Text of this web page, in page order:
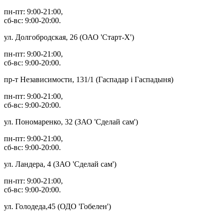
пн-пт: 9:00-21:00,
сб-вс: 9:00-20:00.
ул. Долгобродская, 26 (ОАО 'Старт-Х')
пн-пт: 9:00-21:00,
сб-вс: 9:00-20:00.
пр-т Независимости, 131/1 (Гаспадар i Гаспадыня)
пн-пт: 9:00-21:00,
сб-вс: 9:00-20:00.
ул. Пономаренко, 32 (ЗАО 'Сделай сам')
пн-пт: 9:00-21:00,
сб-вс: 9:00-20:00.
ул. Ландера, 4 (ЗАО 'Сделай сам')
пн-пт: 9:00-21:00,
сб-вс: 9:00-20:00.
ул. Голодеда,45 (ОДО 'Гобелен')